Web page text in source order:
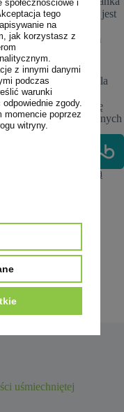
i
tego
na
jak korzystasz z
z innymi danymi
podczas
warunki
zgody.
momencie poprzez
witryny.
leczniczych m.in. jest
kręgosłupa,
jest po intensywnym
sposób pozwala
poziom tkanki
a wiąże się
bez żadnych inwazyjnych
dietą, spożywaniem
aktywnością
i nadmiernie